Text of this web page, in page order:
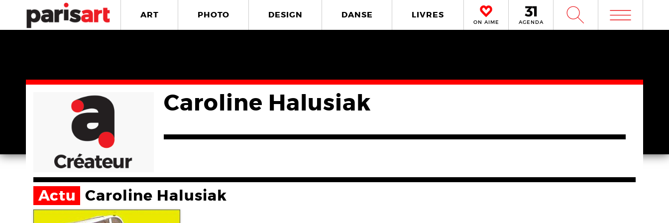
ART PHOTO DESIGN DANSE LIVRES
ON AIME AGENDA W m
Caroline Halusiak
Actu Caroline Halusiak